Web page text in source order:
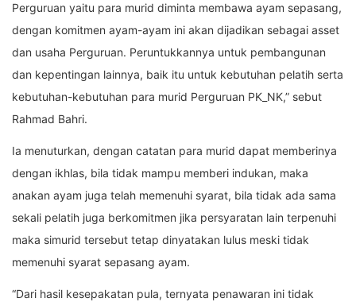
Perguruan yaitu para murid diminta membawa ayam sepasang,
dengan komitmen ayam-ayam ini akan dijadikan sebagai asset
dan usaha Perguruan. Peruntukkannya untuk pembangunan
dan kepentingan lainnya, baik itu untuk kebutuhan pelatih serta
kebutuhan-kebutuhan para murid Perguruan PK_NK,” sebut
Rahmad Bahri.
Ia menuturkan, dengan catatan para murid dapat memberinya
dengan ikhlas, bila tidak mampu memberi indukan, maka
anakan ayam juga telah memenuhi syarat, bila tidak ada sama
sekali pelatih juga berkomitmen jika persyaratan lain terpenuhi
maka simurid tersebut tetap dinyatakan lulus meski tidak
memenuhi syarat sepasang ayam.
“Dari hasil kesepakatan pula, ternyata penawaran ini tidak